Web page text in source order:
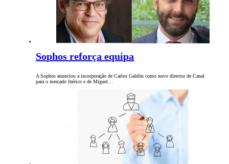
Sophos reforça equipa
A Sophos anunciou a incorporação de Carlos Galdón como novo director de Canal
para o mercado ibérico e de Miguel…